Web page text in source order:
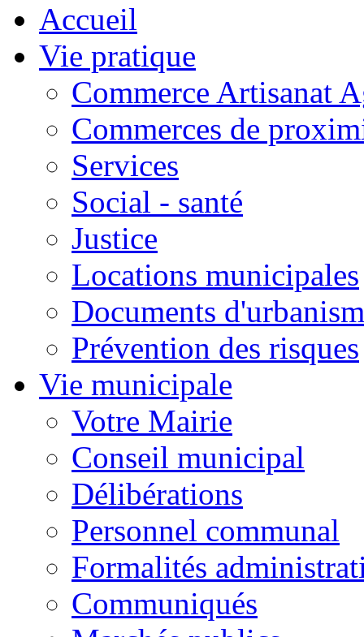
Accueil
Vie pratique
Commerce Artisanat
Commerces de
Services
Social - santé
Justice
Locations municipales
Documents
Prévention des risques
Vie municipale
Votre Mairie
Conseil municipal
Délibérations
Personnel communal
Formalités
Communiqués